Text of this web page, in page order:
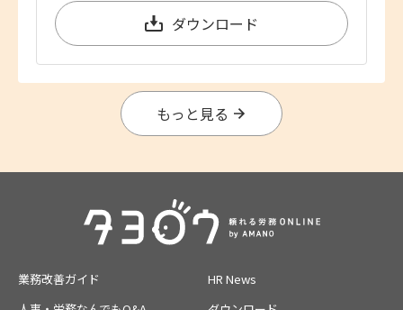
ダウンロード
もっと見る
業務改善ガイド
HR News